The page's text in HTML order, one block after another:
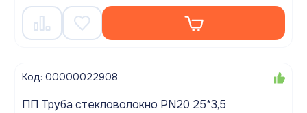
Код: 00000022908
ПП Труба стекловолокно PN20 25*3,5